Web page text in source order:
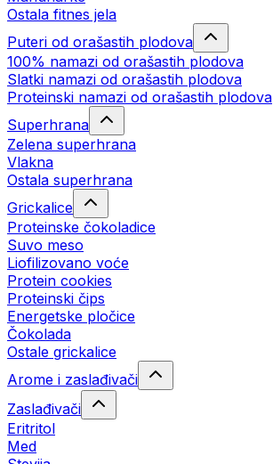
Ostala fitnes jela
Puteri od orašastih plodova
100% namazi od orašastih plodova
Slatki namazi od orašastih plodova
Proteinski namazi od orašastih plodova
Superhrana
Zelena superhrana
Vlakna
Ostala superhrana
Grickalice
Proteinske čokoladice
Suvo meso
Liofilizovano voće
Protein cookies
Proteinski čips
Energetske pločice
Čokolada
Ostale grickalice
Arome i zaslađivači
Zaslađivači
Eritritol
Med